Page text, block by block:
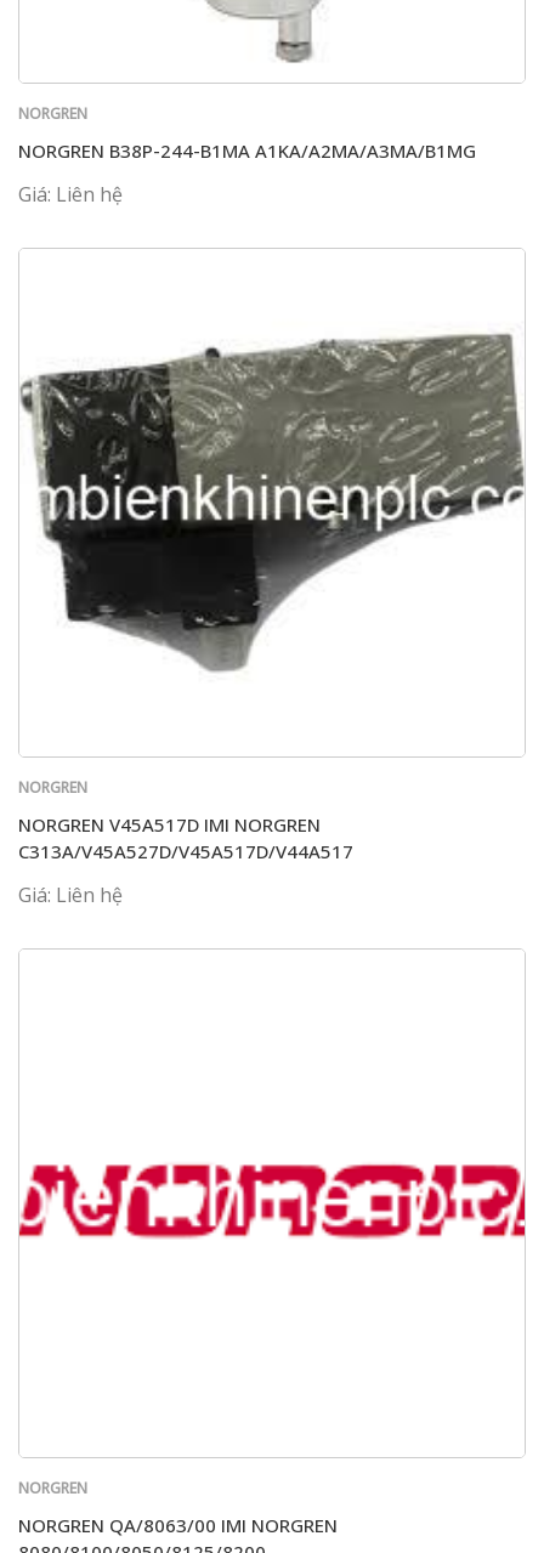
NORGREN
NORGREN B38P-244-B1MA A1KA/A2MA/A3MA/B1MG
Giá: Liên hệ
NORGREN
NORGREN V45A517D IMI NORGREN
C313A/V45A527D/V45A517D/V44A517
Giá: Liên hệ
NORGREN
NORGREN QA/8063/00 IMI NORGREN